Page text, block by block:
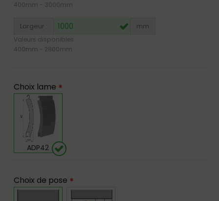
400mm - 3000mm
Largeur : mm
Valeurs disponibles :
400mm - 2800mm
Choix lame *
ADP42
Choix de pose *